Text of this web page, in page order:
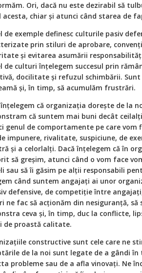
Ori, dacă nu este dezirabil să
acesta, chiar și atunci când starea de
de exemple definesc culturile pasiv
prin stiluri de aprobare,
și evitarea asumării
de culturi înțelegem succesul prin
docilitate și refuzul schimbării.
și, în timp, să acumulăm frustrări.
înțelegem că organizația dorește de la
că suntem mai buni decât
genul de comportamente pe care
impunere, rivalitate, suspiciune, de
și a celorlalți. Dacă înțelegem că în
să greșim, atunci când o vom face
sau să îi găsim pe alții responsabili
când suntem angajați ai unor
defensive, de competiție între
ne fac să acționăm din nesiguranță,
ceva și, în timp, duc la conflicte,
de proastă calitate.
constructive sunt cele care ne
de la noi sunt legate de a gândi în
probleme sau de a afla vinovați. Ne